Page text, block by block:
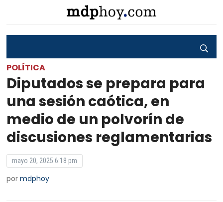
POLÍTICA
Diputados se prepara para
una sesión caótica, en
medio de un polvorín de
discusiones reglamentarias
mayo 20, 2025 6:18 pm
pormdphoy